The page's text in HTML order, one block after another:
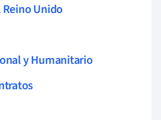
Unido
y Humanitario